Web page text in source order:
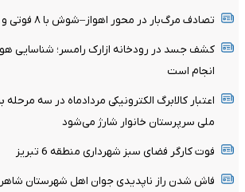
تصادف مرگ‌بار در محور اهواز–شوش با ۸ فوتی و مصدوم
کشف جسد در رودخانه ازارک رامسر؛ شناسایی
انجام است
اعتبار کالابرگ الکترونیکی مردادماه در سه
ملی سرپرستان خانوار شارژ می‌شود
فوت کارگر فضای سبز شهرداری منطقه 6 تبریز
فاش شدن راز ناپدیدی جوان اهل شهرستان